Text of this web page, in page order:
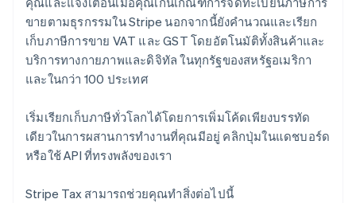
ขายตามธุรกรรมใน Stripe นอกจากนี้ยังคำนวณและเรียก
เก็บภาษีการขาย VAT และ GST โดยอัตโนมัติทั้งสินค้าและ
บริการทางกายภาพและดิจิทัล ในทุกรัฐของสหรัฐอเมริกา
และในกว่า 100 ประเทศ
เริ่มเรียกเก็บภาษีทั่วโลกได้โดยการเพิ่มโค้ดเพียงบรรทัด
เดียวในการผสานการทำงานที่คุณมีอยู่ คลิกปุ่มในแดชบอร์ด
หรือใช้ API ที่ทรงพลังของเรา
Stripe Tax สามารถช่วยคุณทำสิ่งต่อไปนี้